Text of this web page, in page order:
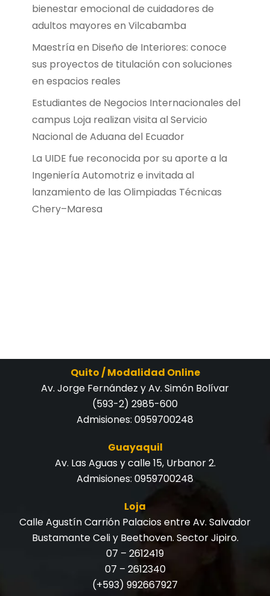
bienestar emocional de cuidadores de
adultos mayores en Vilcabamba
Maestría en Diseño de Interiores: conoce
sus proyectos de titulación con soluciones
en espacios reales
Estudiantes de Negocios Internacionales del
campus Loja realizan visita al Servicio
Nacional de Aduana del Ecuador
La UIDE fue reconocida por su aporte a la
Ingeniería Automotriz e invitada al
lanzamiento de las Olimpiadas Técnicas
Chery–Maresa
Quito / Modalidad Online
Av. Jorge Fernández y Av. Simón Bolívar
(593-2) 2985-600
Admisiones: 0959700248
Guayaquil
Av. Las Aguas y calle 15, Urbanor 2.
Admisiones: 0959700248
Loja
Calle Agustín Carrión Palacios entre Av. Salvador
Bustamante Celi y Beethoven. Sector Jipiro.
07 – 2612419
07 – 2612340
(+593) 992667927